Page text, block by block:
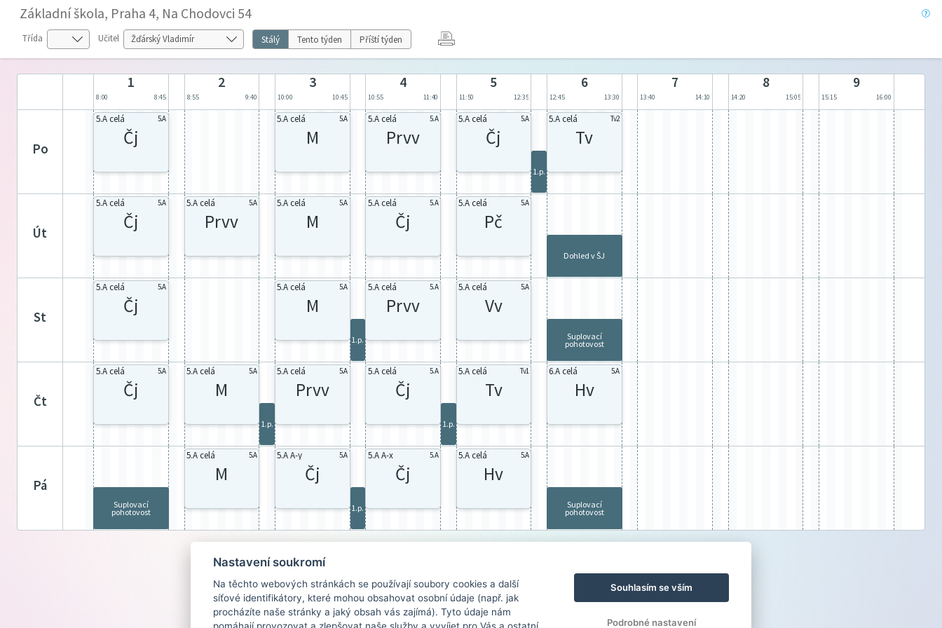
Základní škola, Praha 4, Na Chodovci 54
Třída Učitel Stálý Tento týden Příští týden
1
8:00 8:45
2
8:55 9:40
3
10:00 10:45
4
10:55 11:40
5
11:50 12:35
6
12:45 13:30
7
13:40 14:10
8
14:20 15:05
9
15:15 16:00
po
5.A celá 5.A
Čj
5.A celá 5.A
M
5.A celá 5.A
Prvv
5.A celá 5.A
Čj
5.A celá Tv2
Tv
1.p.
út
5.A celá 5.A
Čj
5.A celá 5.A
Prvv
5.A celá 5.A
M
5.A celá 5.A
Čj
5.A celá 5.A
Pč
Dohled v ŠJ
st
5.A celá 5.A
Čj
5.A celá 5.A
M
5.A celá 5.A
Prvv
5.A celá 5.A
Vv
1.p. Suplovací
pohotovost
čt
5.A celá 5.A
Čj
5.A celá 5.A
M
5.A celá 5.A
Prvv
5.A celá 5.A
Čj
5.A celá Tv1
Tv
6.A celá 5.A
Hv
1.p. 1.p.
pá
5.A celá 5.A
M
5.A A-y 5.A
Čj
5.A A-x 5.A
Čj
5.A celá 5.A
Hv
1.p.
Suplovací
pohotovost
Suplovací
pohotovost
Nastavení soukromí
Na těchto webových stránkách se používají soubory cookies a další
síťové identifikátory, které mohou obsahovat osobní údaje (např. jak
procházíte naše stránky a jaký obsah vás zajímá). Tyto údaje nám
Souhlasím se vším
Podrobné nastavení